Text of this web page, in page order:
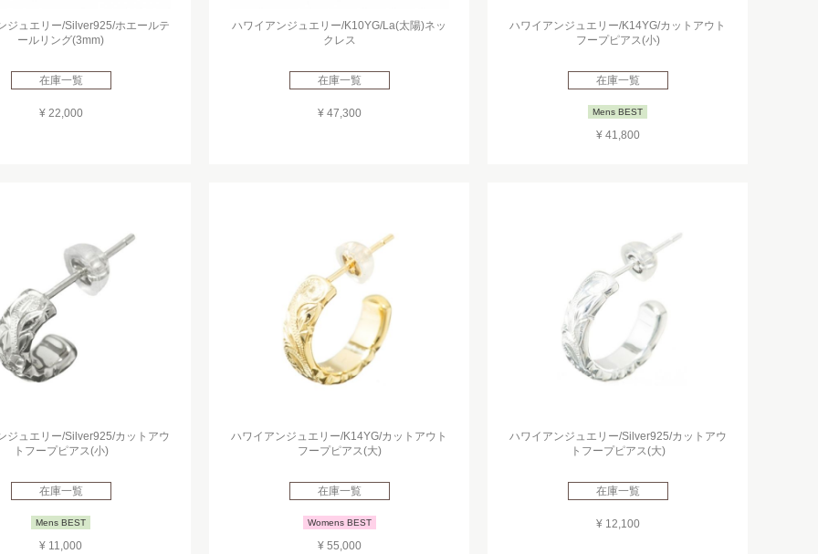
ジュエリー/Silver925/ホエールテ
ールリング(3mm)
在庫一覧
¥ 22,000
ハワイアンジュエリー/K10YG/La(太陽)ネッ
クレス
在庫一覧
¥ 47,300
ハワイアンジュエリー/K14YG/カットアウト
フープピアス(小)
在庫一覧
Mens BEST
¥ 41,800
ジュエリー/Silver925/カットアウ
トフープピアス(小)
在庫一覧
Mens BEST
¥ 11,000
ハワイアンジュエリー/K14YG/カットアウト
フープピアス(大)
在庫一覧
Womens BEST
¥ 55,000
ハワイアンジュエリー/Silver925/カットアウ
トフープピアス(大)
在庫一覧
¥ 12,100